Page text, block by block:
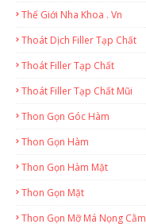
Thế Giới Nha Khoa . Vn
Thoát Dịch Filler Tạp Chất
Thoát Filler Tạp Chất
Thoát Filler Tạp Chất Mũi
Thon Gọn Góc Hàm
Thon Gọn Hàm
Thon Gọn Hàm Mặt
Thon Gọn Mặt
Thon Gọn Mỡ Má Nọng Cằm